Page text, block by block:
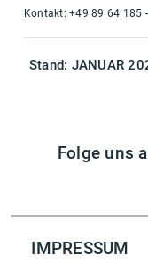
Kontakt: +49 89 64 185
Stand: JANUAR
IMPRESSUM
Folge uns